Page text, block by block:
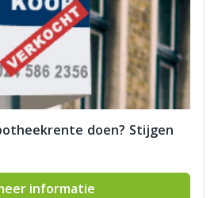
doen? Stijgen
informatie